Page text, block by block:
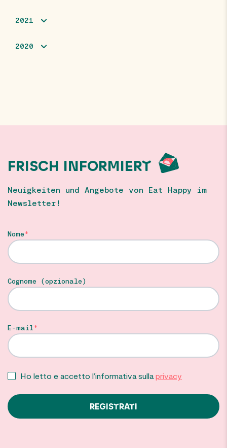
2021
2020
FRISCH INFORMIERT
Neuigkeiten und Angebote von Eat Happy im
Newsletter!
Nome
Cognome (opzionale)
E-mail
Ho letto e accetto l’informativa sulla privacy